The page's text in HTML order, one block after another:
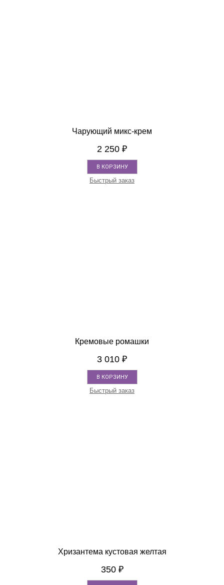
Чарующий микс-крем
2 250 ₽
В КОРЗИНУ
Быстрый заказ
Кремовые ромашки
3 010 ₽
В КОРЗИНУ
Быстрый заказ
Хризантема кустовая желтая
350 ₽